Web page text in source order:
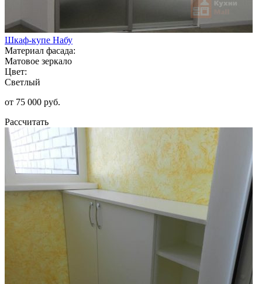
Шкаф-купе Набу
Материал фасада:
Матовое зеркало
Цвет:
Светлый
от 75 000 руб.
Рассчитать